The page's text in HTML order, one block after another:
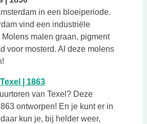
in een bloeiperiode.
vind een industriële
malen graan, pigment
voor mosterd. Al deze molens
| 1863Deze link opent in een
van Texel? Deze
ontworpen! En je kunt er in
kun je, bij helder weer,